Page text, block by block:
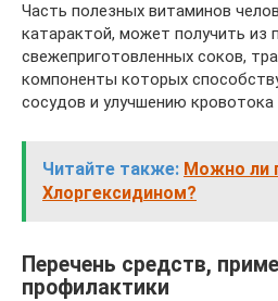
Часть полезных витаминов
катарактой, может получить из
свежеприготовленных соков,
компоненты которых
сосудов и улучшению кровотока
Читайте также: Можно ли
Хлоргексидином?
Перечень средств,
профилактики